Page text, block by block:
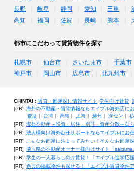
長野
岐阜 静岡 愛知 三重
高知
福岡 佐賀 長崎 熊本
都市にこだわって賃貸物件を探す
札幌市 仙台市 さいたま市 千葉市
神戸市
岡山市 広島市 北九州市
CHINTAI： 賃貸・部屋探し情報サイト 学生向け賃貸
[PR] 海外の不動産・賃貸情報ならエイブル海外店に
香港｜ 台湾｜ 高雄｜ 上海｜ 蘇州 深セン
[PR] 海外不動産～投資・居住・別荘・資産分散～な
[PR] 法人様向け海外赴任サポートならエイブルにお
[PR]
こんなお部屋に泊まってみたい！そんなお部屋
[PR] 埼玉県の不動産オーナー様向けサイト「
[PR] 学生の一人暮らし向け賃貸！「エイブル進学応援
[PR] 過去の掲載物件も探せる！「エイブル賃貸物件ア